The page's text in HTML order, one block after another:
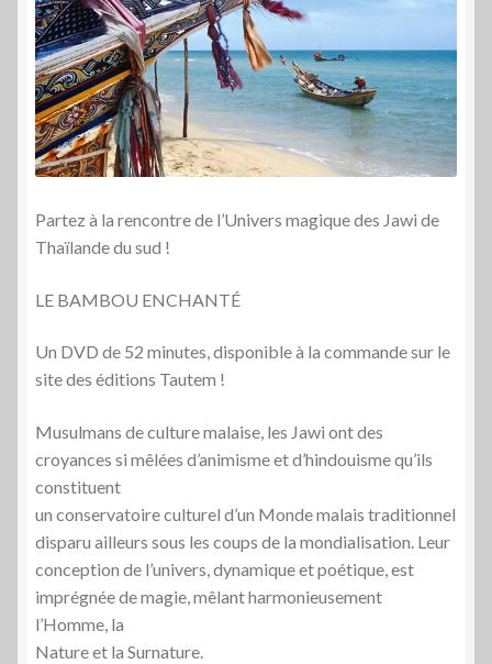
Partez à la rencontre de l’Univers magique des Jawi de
Thaïlande du sud !
LE BAMBOU ENCHANTÉ
Un DVD de 52 minutes, disponible à la commande sur le
site des éditions Tautem !
Musulmans de culture malaise, les Jawi ont des
croyances si mêlées d’animisme et d’hindouisme qu’ils
constituent
un conservatoire culturel d’un Monde malais traditionnel
disparu ailleurs sous les coups de la mondialisation. Leur
conception de l’univers, dynamique et poétique, est
imprégnée de magie, mêlant harmonieusement
l’Homme, la
Nature et la Surnature.